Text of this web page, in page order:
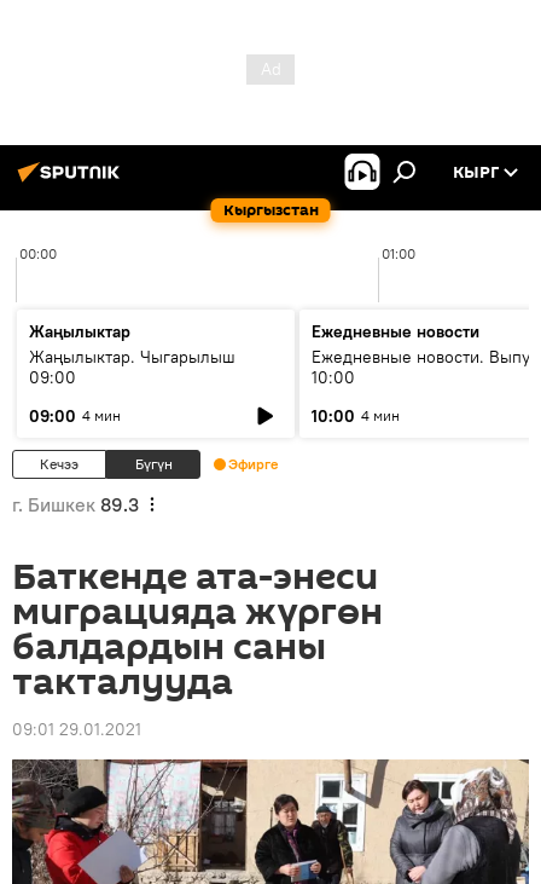
Кыргызстан
КЫРГ
00:00 01:00
Жаңылыктар
Жаңылыктар. Чыгарылыш
09:00
09:00 4 мин
Ежедневные новости
Ежедневные новости.
10:00
10:00 4 мин
Кечээ Бүгүн Эфирге
г. Бишкек 89.3
Баткенде ата-энеси
миграцияда жүргөн
балдардын саны
такталууда
09:01 29.01.2021